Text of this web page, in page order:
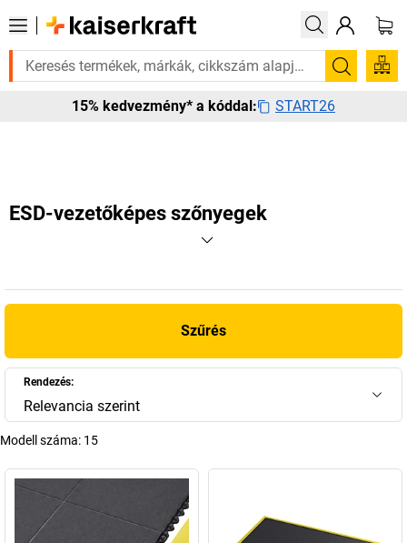
van rá? Válogatott bestseller termékeinket 3–4 munkanapon
Keresés
15% kedvezmény* a kóddal: START26
ESD-vezetőképes szőnyegek
Szűrés
Rendezés:
Relevancia szerint
Modell száma: 15